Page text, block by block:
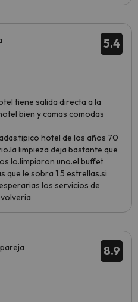
5.4
tiene salida directa a la
bien y camas comodas
hotel de los años 70
limpieza deja bastante que
lo.limpiaron uno.el buffet
que le sobra 1.5 estrellas.si
los servicios de
8.9